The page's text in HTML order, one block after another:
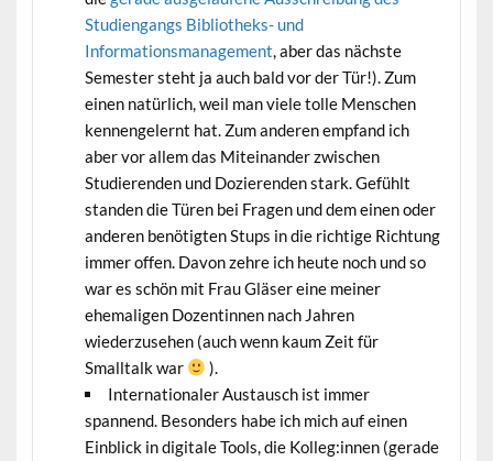
Studiengangs Bibliotheks- und
Informationsmanagement, aber das nächste
Semester steht ja auch bald vor der Tür!). Zum
einen natürlich, weil man viele tolle Menschen
kennengelernt hat. Zum anderen empfand ich
aber vor allem das Miteinander zwischen
Studierenden und Dozierenden stark. Gefühlt
standen die Türen bei Fragen und dem einen oder
anderen benötigten Stups in die richtige Richtung
immer offen. Davon zehre ich heute noch und so
war es schön mit Frau Gläser eine meiner
ehemaligen Dozentinnen nach Jahren
wiederzusehen (auch wenn kaum Zeit für
Smalltalk war
).
Internationaler Austausch ist immer
spannend. Besonders habe ich mich auf einen
Einblick in digitale Tools, die Kolleg:innen (gerade